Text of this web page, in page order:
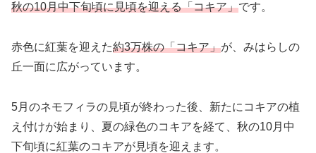
秋の10月中下旬頃に見頃を迎える「コキア」です。
赤色に紅葉を迎えた約3万株の「コキア」が、みはらしの
丘一面に広がっています。
5月のネモフィラの見頃が終わった後、新たにコキアの植
え付けが始まり、夏の緑色のコキアを経て、秋の10月中
下旬頃に紅葉のコキアが見頃を迎えます。